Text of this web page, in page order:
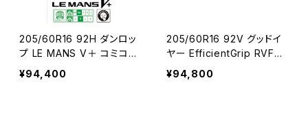
205/60R16 92H ダンロッ
プ LE MANS V＋ コミコミ
4本セット
¥94,400
205/60R16 92V グッドイ
ヤー EfficientGrip RVF02
コミコミ4本セット
¥94,800